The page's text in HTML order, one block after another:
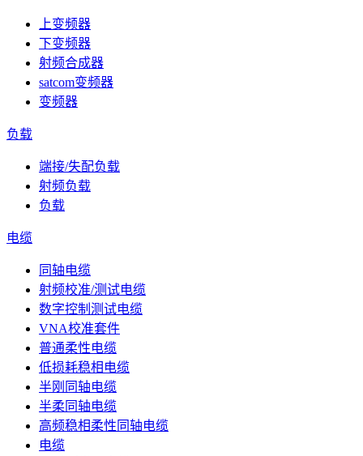
上变频器
下变频器
射频合成器
satcom变频器
变频器
负载
端接/失配负载
射频负载
负载
电缆
同轴电缆
射频校准/测试电缆
数字控制测试电缆
VNA校准套件
普通柔性电缆
低损耗稳相电缆
半刚同轴电缆
半柔同轴电缆
高频稳相柔性同轴电缆
电缆